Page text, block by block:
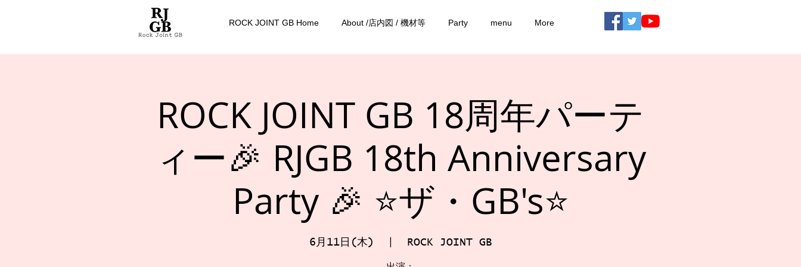
ROCK JOINT GB Home About /店内図 / 機材等 Party menu More
ROCK JOINT GB 18周年パーテ
ィー🎉 RJGB 18th Anniversary
Party 🎉 ⭐️ザ・GB's⭐️
6月11日(木) ROCK JOINT GB